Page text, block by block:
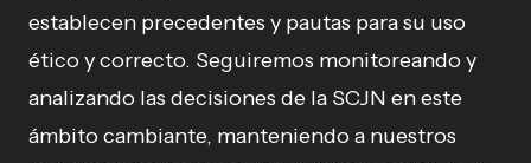
establecen precedentes y pautas para su uso
ético y correcto. Seguiremos monitoreando y
analizando las decisiones de la SCJN en este
ámbito cambiante, manteniendo a nuestros